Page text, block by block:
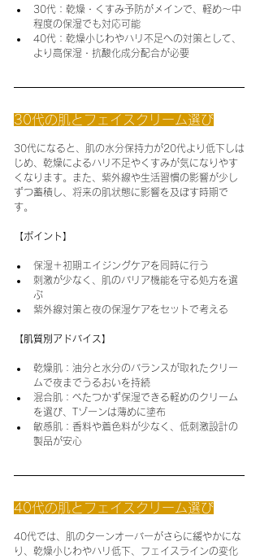
30代：乾燥・くすみ予防がメインで、軽め～中
程度の保湿でも対応可能
40代：乾燥小じわやハリ不足への対策として、
より高保湿・抗酸化成分配合が必要
30代の肌とフェイスクリーム選び
30代になると、肌の水分保持力が20代より低下しは
じめ、乾燥によるハリ不足やくすみが気になりやす
くなります。また、紫外線や生活習慣の影響が少し
ずつ蓄積し、将来の肌状態に影響を及ぼす時期で
す。
【ポイント】
保湿＋初期エイジングケアを同時に行う
刺激が少なく、肌のバリア機能を守る処方を選
ぶ
紫外線対策と夜の保湿ケアをセットで考える
【肌質別アドバイス】
乾燥肌：油分と水分のバランスが取れたクリー
ムで夜までうるおいを持続
混合肌：べたつかず保湿できる軽めのクリーム
を選び、Tゾーンは薄めに塗布
敏感肌：香料や着色料が少なく、低刺激設計の
製品が安心
40代の肌とフェイスクリーム選び
40代では、肌のターンオーバーがさらに緩やかにな
り、乾燥小じわやハリ低下、フェイスラインの変化